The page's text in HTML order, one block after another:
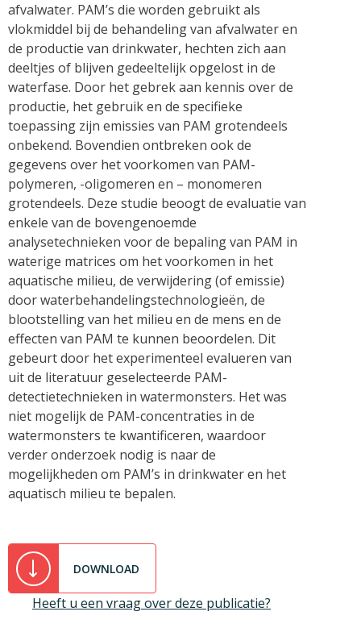
afvalwater. PAM’s die worden gebruikt als
vlokmiddel bij de behandeling van afvalwater en
de productie van drinkwater, hechten zich aan
deeltjes of blijven gedeeltelijk opgelost in de
waterfase. Door het gebrek aan kennis over de
productie, het gebruik en de specifieke
toepassing zijn emissies van PAM grotendeels
onbekend. Bovendien ontbreken ook de
gegevens over het voorkomen van PAM-
polymeren, -oligomeren en – monomeren
grotendeels. Deze studie beoogt de evaluatie van
enkele van de bovengenoemde
analysetechnieken voor de bepaling van PAM in
waterige matrices om het voorkomen in het
aquatische milieu, de verwijdering (of emissie)
door waterbehandelingstechnologieën, de
blootstelling van het milieu en de mens en de
effecten van PAM te kunnen beoordelen. Dit
gebeurt door het experimenteel evalueren van
uit de literatuur geselecteerde PAM-
detectietechnieken in watermonsters. Het was
niet mogelijk de PAM-concentraties in de
watermonsters te kwantificeren, waardoor
verder onderzoek nodig is naar de
mogelijkheden om PAM’s in drinkwater en het
aquatisch milieu te bepalen.
DOWNLOAD
Heeft u een vraag over deze publicatie?